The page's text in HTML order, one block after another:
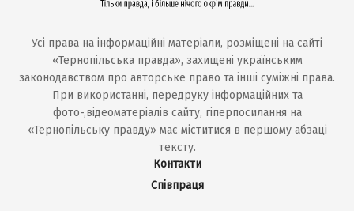
Усі права на інформаційні матеріали, розміщені на сайті
«Тернопільська правда», захищені українським
законодавством про авторське право та інші суміжні права.
При використанні, передруку інформаційних та
фото-,відеоматеріалів сайту, гіперпосилання на
«Тернопільську правду» має міститися в першому абзаці
тексту.
Контакти
Співпраця